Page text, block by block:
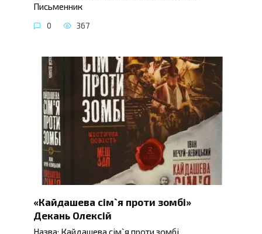
Письменник
0 367
«Кайдашева сім`я проти зомбі»
Декань Олексій
Назва: Кайдашева сім`я проти зомбі